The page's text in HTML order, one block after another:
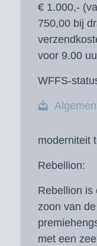
€ 1.000,-
750,00 bij
voor 9.00
WFFS-
moderniteit
Rebellion:
Rebellion is
zoon van
met een